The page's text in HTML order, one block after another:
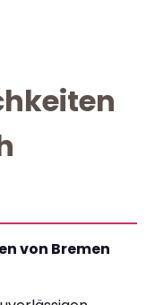
von Bremen